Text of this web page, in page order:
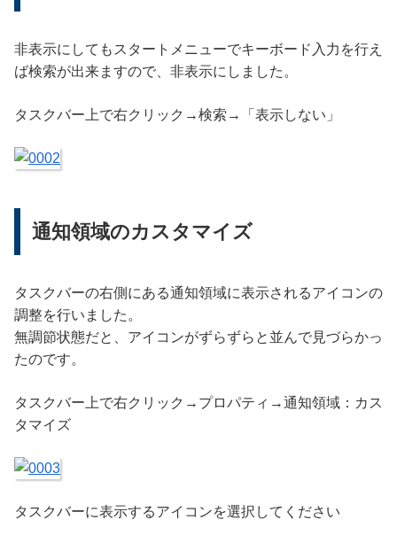
非表示にしてもスタートメニューでキーボード入力を行え
ば検索が出来ますので、非表示にしました。
タスクバー上で右クリック→検索→「表示しない」
通知領域のカスタマイズ
タスクバーの右側にある通知領域に表示されるアイコンの
調整を行いました。
無調節状態だと、アイコンがずらずらと並んで見づらかっ
たのです。
タスクバー上で右クリック→プロパティ→通知領域：カス
タマイズ
タスクバーに表示するアイコンを選択してください